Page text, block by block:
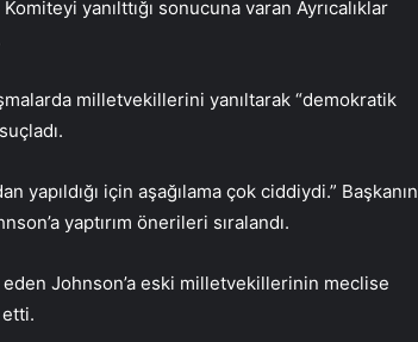
yanılttığı sonucuna varan Ayrıcalıklar
milletvekillerini yanıltarak “demokratik
yapıldığı için aşağılama çok ciddiydi.” Başkanın
yaptırım önerileri sıralandı.
Johnson’a eski milletvekillerinin meclise